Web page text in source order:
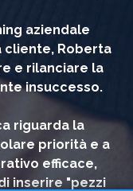
aziendale
cliente, Roberta
e rilanciare la
insuccesso.
riguarda la
priorità e a
efficace,
inserire "pezzi